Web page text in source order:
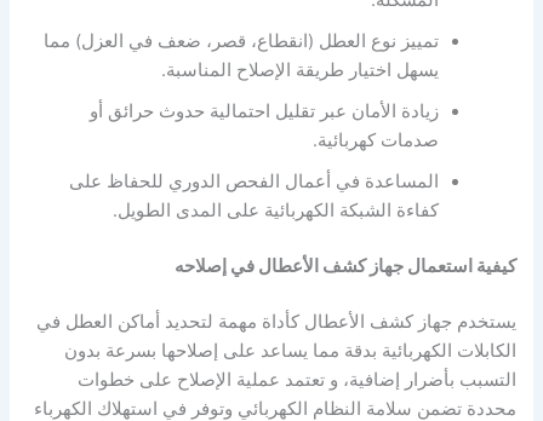
تمييز نوع العطل (انقطاع، قصر، ضعف في العزل) مما
يسهل اختيار طريقة الإصلاح المناسبة.
زيادة الأمان عبر تقليل احتمالية حدوث حرائق أو
صدمات كهربائية.
المساعدة في أعمال الفحص الدوري للحفاظ على
كفاءة الشبكة الكهربائية على المدى الطويل.
كيفية استعمال جهاز كشف الأعطال في إصلاحه
يستخدم جهاز كشف الأعطال كأداة مهمة لتحديد أماكن العطل في
الكابلات الكهربائية بدقة مما يساعد على إصلاحها بسرعة بدون
التسبب بأضرار إضافية، و تعتمد عملية الإصلاح على خطوات
محددة تضمن سلامة النظام الكهربائي وتوفر في استهلاك الكهرباء